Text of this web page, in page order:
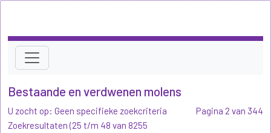
Bestaande en verdwenen molens
U zocht op: Geen specifieke zoekcriteria
Zoekresultaten (25 t/m 48 van 8255
Pagina 2 van 344